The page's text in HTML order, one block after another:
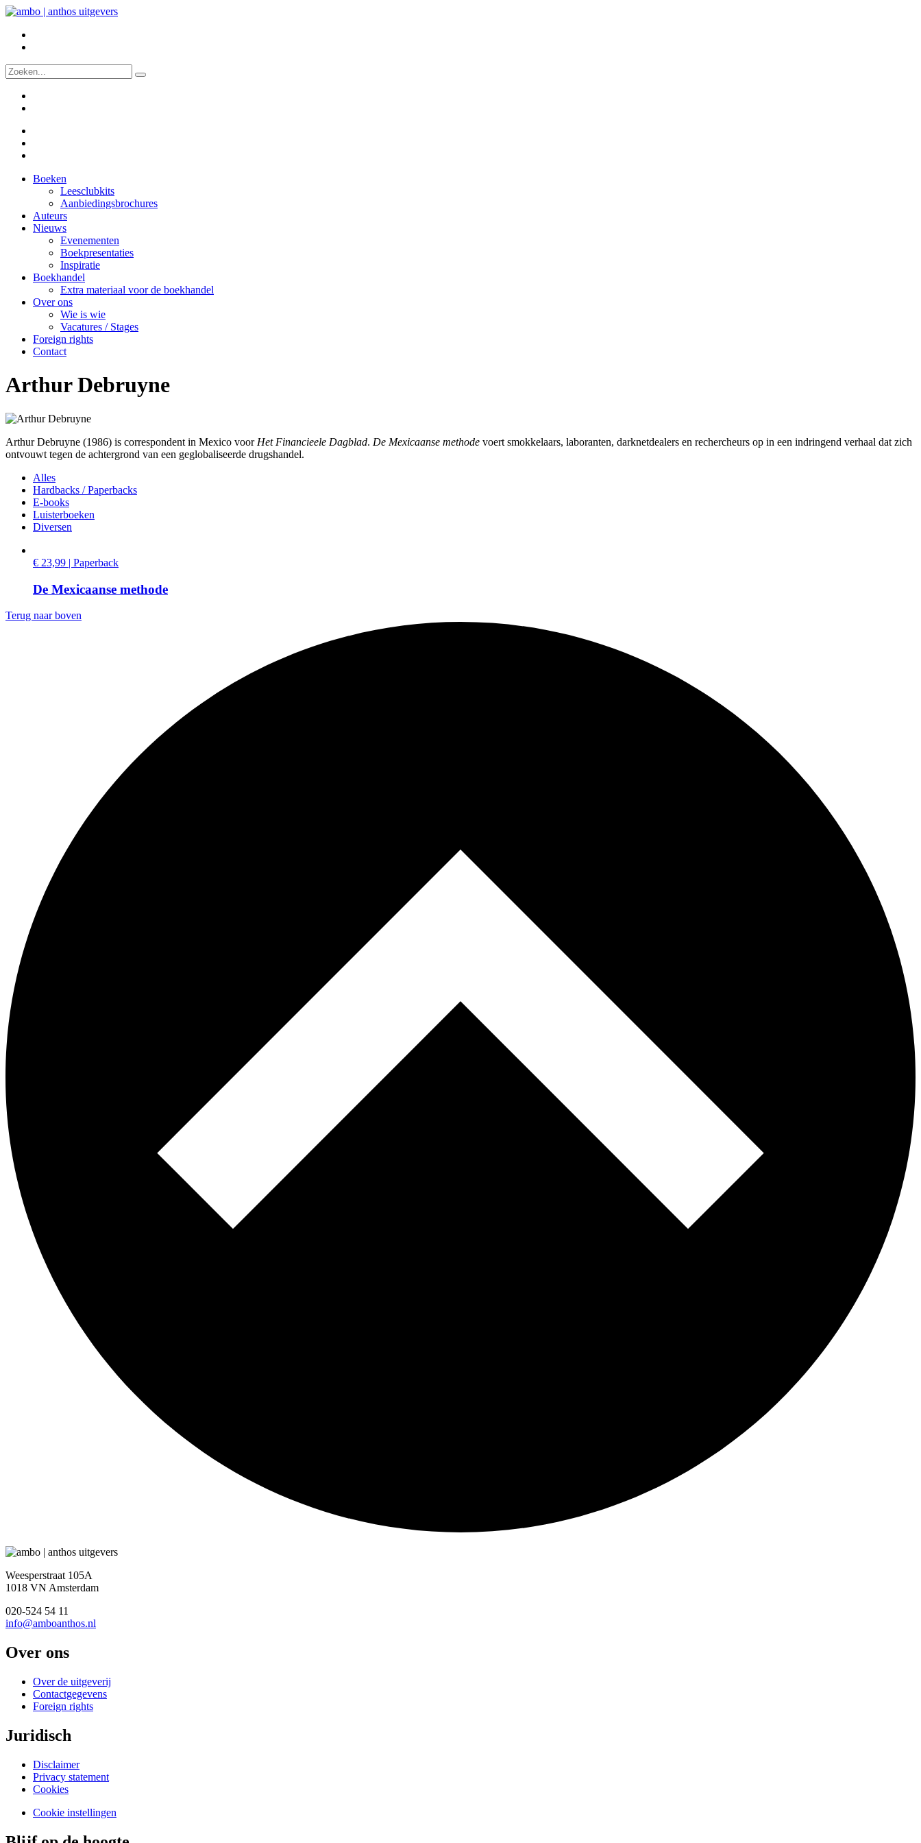
Boeken
Leesclubkits
Aanbiedingsbrochures
Auteurs
Nieuws
Evenementen
Boekpresentaties
Inspiratie
Boekhandel
Extra materiaal voor de boekhandel
Over ons
Wie is wie
Vacatures / Stages
Foreign rights
Contact
Arthur Debruyne
Arthur Debruyne (1986) is correspondent in Mexico voor Het Financieele Dagblad. De Mexicaanse methode voert smokkelaars, laboranten, darknetdealers en rechercheurs op in een indringend verhaal dat zich
ontvouwt tegen de achtergrond van een geglobaliseerde drugshandel.
Alles
Hardbacks / Paperbacks
E-books
Luisterboeken
Diversen
€ 23,99 | Paperback
De Mexicaanse methode
Terug naar boven
Weesperstraat 105A
1018 VN Amsterdam
020-524 54 11
info@amboanthos.nl
Over ons
Over de uitgeverij
Contactgegevens
Foreign rights
Juridisch
Disclaimer
Privacy statement
Cookies
Cookie instellingen